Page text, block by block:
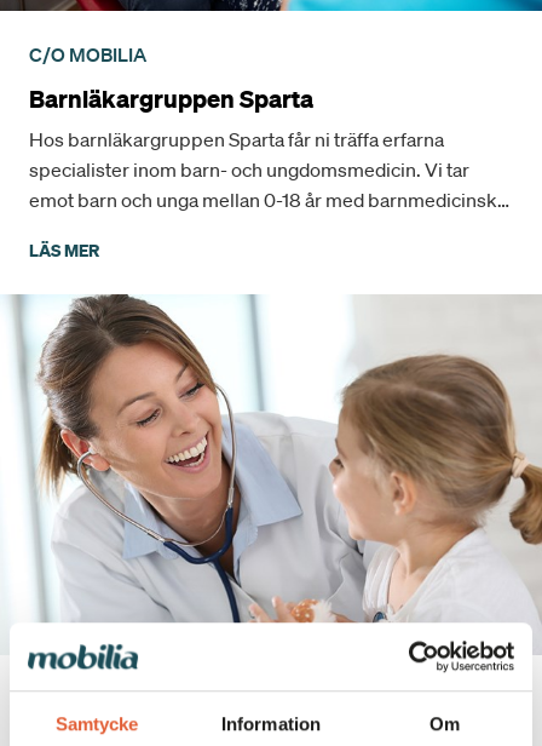
Samtycke Information Om
C/O MOBILIA
Barnläkargruppen Sparta
Hos barnläkargruppen Sparta får ni träffa erfarna
specialister inom barn- och ungdomsmedicin. Vi tar
emot barn och unga mellan 0-18 år med barnmedicinska
och allergier med mera. Vi finns i Lund och Malmö. Vi
erbjuder lättakuta tider varje dag och vi kan också
erbjuda videobesök!
LÄS MER
C/O MOBILIA